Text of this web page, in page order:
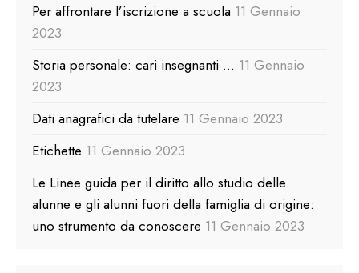
Per affrontare l’iscrizione a scuola 11 Gennaio
2023
Storia personale: cari insegnanti … 11 Gennaio
2023
Dati anagrafici da tutelare 11 Gennaio 2023
Etichette 11 Gennaio 2023
Le Linee guida per il diritto allo studio delle
alunne e gli alunni fuori della famiglia di origine:
uno strumento da conoscere 11 Gennaio 2023